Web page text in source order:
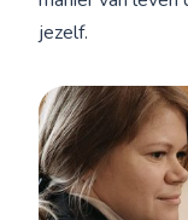
jezelf.